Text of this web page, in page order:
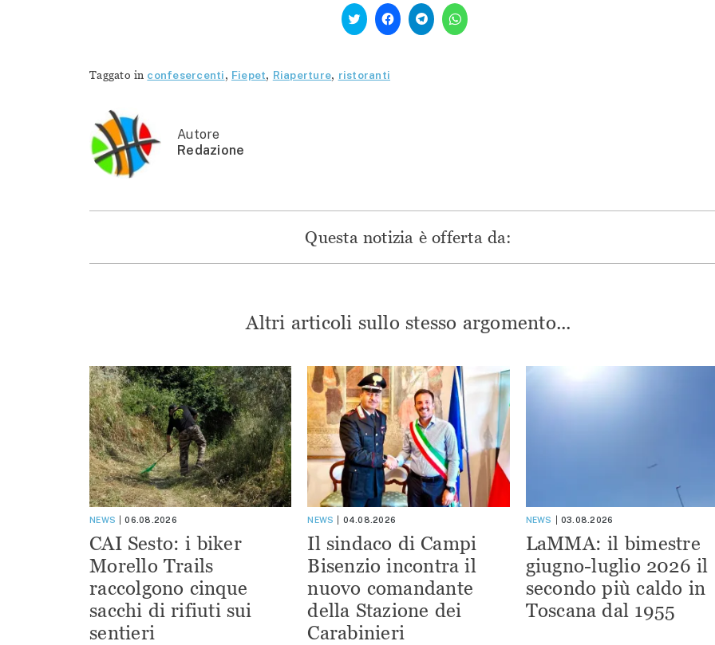
Fai
clic
qui
Twitter
(Si
Fai
clic
per
condividere
Fai
clic
per
condividere
Fai
clic
per
Taggato in confesercenti, Fiepet, Riaperture, ristoranti
Autore
Redazione
Questa notizia è offerta da:
Altri articoli sullo stesso argomento...
NEWS 06.08.2026
CAI Sesto: i biker
Morello Trails
raccolgono cinque
sacchi di rifiuti sui
sentieri
NEWS 04.08.2026
Il sindaco di Campi
Bisenzio incontra il
nuovo comandante
della Stazione dei
Carabinieri
NEWS 03.08.2026
LaMMA: il bimestre
giugno-luglio 2026 il
secondo più caldo in
Toscana dal 1955